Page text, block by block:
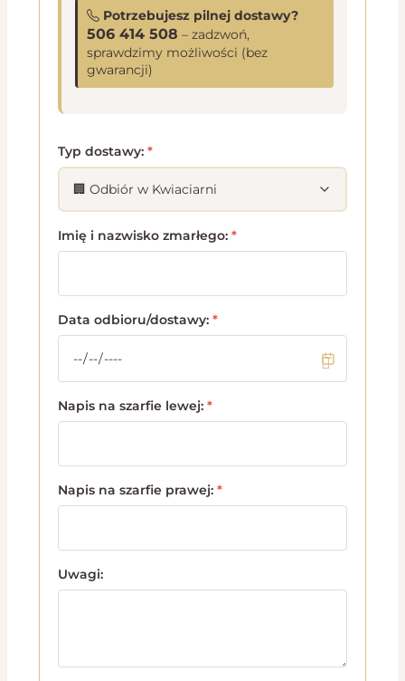
Potrzebujesz pilnej dostawy?
506 414 508 – zadzwoń,
sprawdzimy możliwości (bez
gwarancji)
Typ dostawy: *
Imię i nazwisko zmarłego: *
Data odbioru/dostawy: *
Napis na szarfie lewej: *
Napis na szarfie prawej: *
Uwagi: